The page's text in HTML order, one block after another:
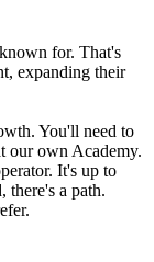
for. That's
expanding their
You'll need to
our own Academy.
It's up to
there's a path.